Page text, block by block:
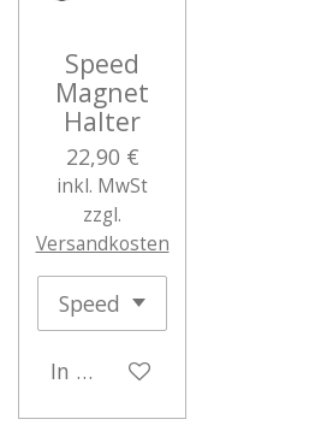
Speed
Magnet
Halter
22,90 €
inkl. MwSt
zzgl.
Versandkosten
In den Warenkorb